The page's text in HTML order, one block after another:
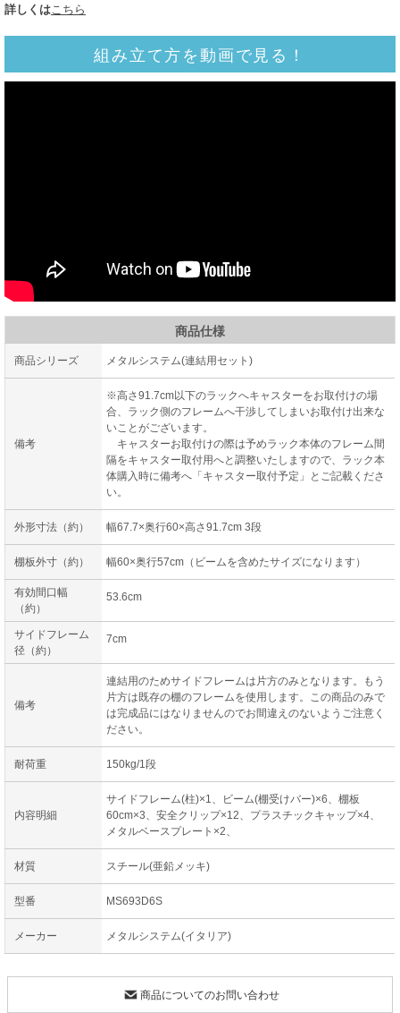
詳しくは こちら
組み立て方を動画で見る！
商品仕様
商品シリーズ メタルシステム(連結用セット)
備考
※高さ91.7cm以下のラックへキャスターをお取付けの場
合、ラック側のフレームへ干渉してしまいお取付け出来な
いことがございます。
キャスターお取付けの際は予めラック本体のフレーム間
隔をキャスター取付用へと調整いたしますので、ラック本
体購入時に備考へ「キャスター取付予定」とご記載くださ
い。
外形寸法（約） 幅67.7×奥行60×高さ91.7cm 3段
棚板外寸（約） 幅60×奥行57cm（ビームを含めたサイズになります）
有効間口幅
（約）
53.6cm
サイドフレーム
径（約）
7cm
備考
連結用のためサイドフレームは片方のみとなります。もう
片方は既存の棚のフレームを使用します。この商品のみで
は完成品にはなりませんのでお間違えのないようご注意く
ださい。
耐荷重 150kg/1段
内容明細
サイドフレーム(柱)×1、ビーム(棚受けバー)×6、棚板
60cm×3、安全クリップ×12、プラスチックキャップ×4、
メタルベースプレート×2、
材質 スチール(亜鉛メッキ)
型番 MS693D6S
メーカー メタルシステム(イタリア)
商品についてのお問い合わせ